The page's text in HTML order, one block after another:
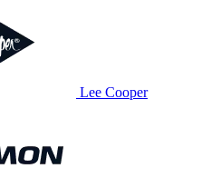
Lee Cooper